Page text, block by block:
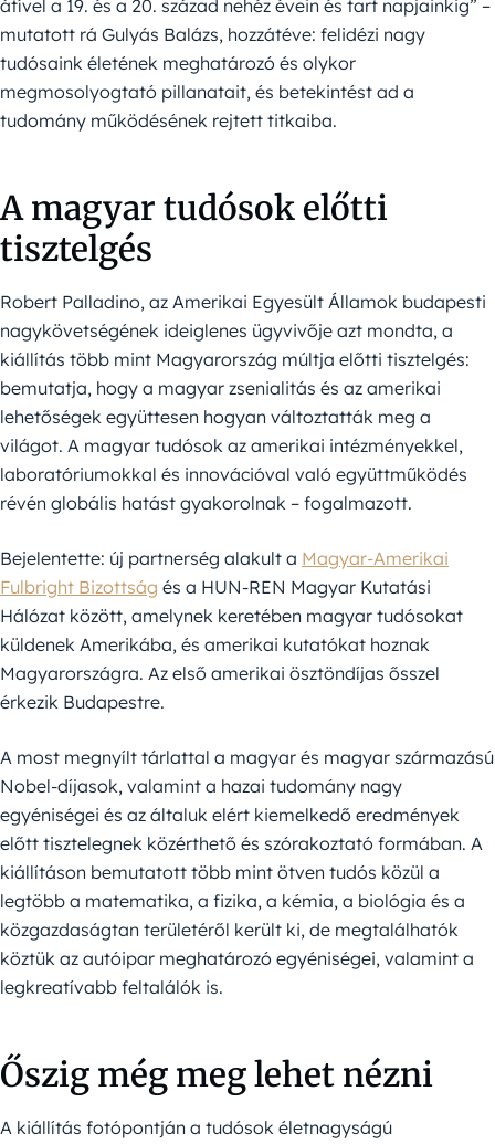
átível a 19. és a 20. század nehéz évein és tart napjainkig” –
mutatott rá Gulyás Balázs, hozzátéve: felidézi nagy
tudósaink életének meghatározó és olykor
megmosolyogtató pillanatait, és betekintést ad a
tudomány működésének rejtett titkaiba.
A magyar tudósok előtti
tisztelgés
Robert Palladino, az Amerikai Egyesült Államok budapesti
nagykövetségének ideiglenes ügyvivője azt mondta, a
kiállítás több mint Magyarország múltja előtti tisztelgés:
bemutatja, hogy a magyar zsenialitás és az amerikai
lehetőségek együttesen hogyan változtatták meg a
világot. A magyar tudósok az amerikai intézményekkel,
laboratóriumokkal és innovációval való együttműködés
révén globális hatást gyakorolnak – fogalmazott.
Bejelentette: új partnerség alakult a Magyar-Amerikai
Fulbright Bizottság és a HUN-REN Magyar Kutatási
Hálózat között, amelynek keretében magyar tudósokat
küldenek Amerikába, és amerikai kutatókat hoznak
Magyarországra. Az első amerikai ösztöndíjas ősszel
érkezik Budapestre.
A most megnyílt tárlattal a magyar és magyar származású
Nobel-díjasok, valamint a hazai tudomány nagy
egyéniségei és az általuk elért kiemelkedő eredmények
előtt tisztelegnek közérthető és szórakoztató formában. A
kiállításon bemutatott több mint ötven tudós közül a
legtöbb a matematika, a fizika, a kémia, a biológia és a
közgazdaságtan területéről került ki, de megtalálhatók
köztük az autóipar meghatározó egyéniségei, valamint a
legkreatívabb feltalálók is.
Őszig még meg lehet nézni
A kiállítás fotópontján a tudósok életnagyságú